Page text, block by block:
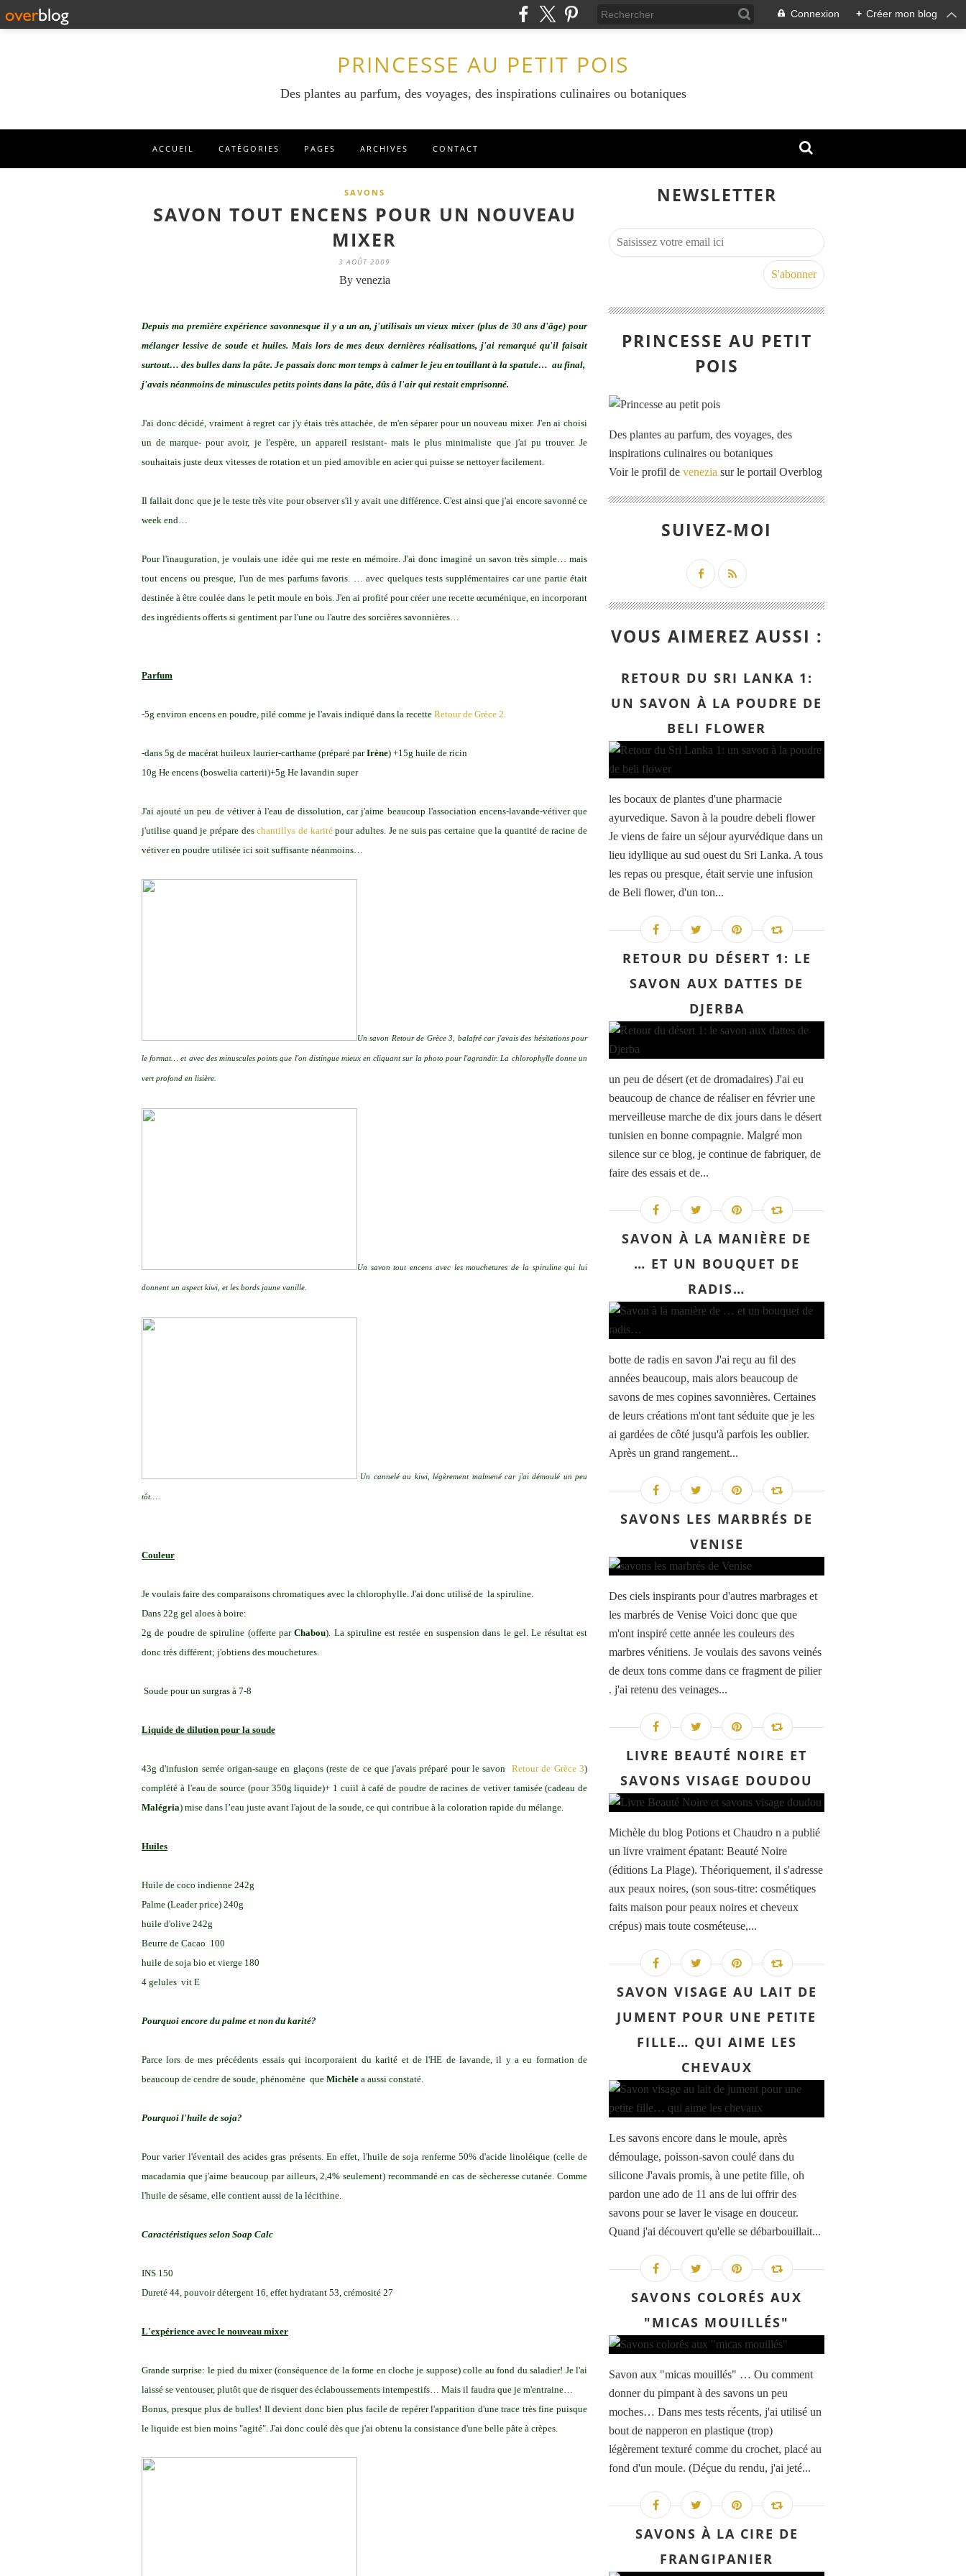
Connexion + Créer mon blog
PRINCESSE AU PETIT POIS
Des plantes au parfum, des voyages, des inspirations culinaires ou botaniques
ACCUEIL CATÉGORIES PAGES ARCHIVES CONTACT
SAVONS
SAVON TOUT ENCENS POUR UN NOUVEAU
MIXER
3 AOÛT 2009
By venezia
Depuis ma première expérience savonnesque il y a un an, j'utilisais un vieux mixer (plus de 30 ans d'âge) pour
mélanger lessive de soude et huiles. Mais lors de mes deux dernières réalisations, j'ai remarqué qu'il faisait
surtout… des bulles dans la pâte. Je passais donc mon temps à calmer le jeu en touillant à la spatule… au final,
j'avais néanmoins de minuscules petits points dans la pâte, dûs à l'air qui restait emprisonné.
J'ai donc décidé, vraiment à regret car j'y étais très attachée, de m'en séparer pour un nouveau mixer. J'en ai choisi
un de marque- pour avoir, je l'espère, un appareil resistant- mais le plus minimaliste que j'ai pu trouver. Je
souhaitais juste deux vitesses de rotation et un pied amovible en acier qui puisse se nettoyer facilement.
Il fallait donc que je le teste très vite pour observer s'il y avait une différence. C'est ainsi que j'ai encore savonné ce
week end…
Pour l'inauguration, je voulais une idée qui me reste en mémoire. J'ai donc imaginé un savon très simple… mais
tout encens ou presque, l'un de mes parfums favoris. … avec quelques tests supplémentaires car une partie était
destinée à être coulée dans le petit moule en bois. J'en ai profité pour créer une recette œcuménique, en incorporant
des ingrédients offerts si gentiment par l'une ou l'autre des sorcières savonnières…
Parfum
-5g environ encens en poudre, pilé comme je l'avais indiqué dans la recette Retour de Grèce 2.
-dans 5g de macérat huileux laurier-carthame (préparé parIrène) +15g huile de ricin
10g He encens (boswelia carterii)+5g He lavandin super
J'ai ajouté un peu de vétiver à l'eau de dissolution, car j'aime beaucoup l'association encens-lavande-vétiver que
j'utilise quand je prépare deschantillys de karitépour adultes. Je ne suis pas certaine que la quantité de racine de
vétiver en poudre utilisée ici soit suffisante néanmoins…
Un savon Retour de Grèce 3, balafré car j'avais des hésitations pour
le format… et avec des minuscules points que l'on distingue mieux en cliquant sur la photo pour l'agrandir. La chlorophylle donne un
vert profond en lisière.
Un savon tout encens avec les mouchetures de la spiruline qui lui
donnent un aspect kiwi, et les bords jaune vanille.
Un cannelé au kiwi, légèrement malmené car j'ai démoulé un peu
tôt…
Couleur
Je voulais faire des comparaisons chromatiques avec la chlorophylle. J'ai donc utilisé de la spiruline.
Dans 22g gel aloes à boire:
2g de poudre de spiruline (offerte parChabou). La spiruline est restée en suspension dans le gel. Le résultat est
donc très différent; j'obtiens des mouchetures.
Soude pour un surgras à 7-8
Liquide de dilution pour la soude
43g d'infusion serrée origan-sauge en glaçons (reste de ce que j'avais préparé pour le savonRetour de Grèce 3)
complété à l'eau de source (pour 350g liquide)+ 1 cuiil à café de poudre de racines de vetiver tamisée (cadeau de
Malégria) mise dans l’eau juste avant l'ajout de la soude, ce qui contribue à la coloration rapide du mélange.
Huiles
Huile de coco indienne 242g
Palme (Leader price) 240g
huile d'olive 242g
Beurre de Cacao 100
huile de soja bio et vierge 180
4 gelules vit E
Pourquoi encore du palme et non du karité?
Parce lors de mes précédents essais qui incorporaient du karité et de l'HE de lavande, il y a eu formation de
beaucoup de cendre de soude, phénomène que Michèle a aussi constaté.
Pourquoi l'huile de soja?
Pour varier l'éventail des acides gras présents. En effet, l'huile de soja renferme 50% d'acide linoléique (celle de
macadamia que j'aime beaucoup par ailleurs, 2,4% seulement) recommandé en cas de sècheresse cutanée. Comme
l'huile de sésame, elle contient aussi de la lécithine.
Caractéristiques selon Soap Calc
INS 150
Dureté 44, pouvoir détergent 16, effet hydratant 53, crémosité 27
L'expérience avec le nouveau mixer
Grande surprise: le pied du mixer (conséquence de la forme en cloche je suppose) colle au fond du saladier! Je l'ai
laissé se ventouser, plutôt que de risquer des éclaboussements intempestifs… Mais il faudra que je m'entraine…
Bonus, presque plus de bulles! Il devient donc bien plus facile de repérer l'apparition d'une trace très fine puisque
le liquide est bien moins "agité". J'ai donc coulé dès que j'ai obtenu la consistance d'une belle pâte à crèpes.
NEWSLETTER
PRINCESSE AU PETIT
POIS
Des plantes au parfum, des voyages, des
inspirations culinaires ou botaniques
Voir le profil de venezia sur le portail Overblog
SUIVEZ-MOI
VOUS AIMEREZ AUSSI :
RETOUR DU SRI LANKA 1:
UN SAVON À LA POUDRE DE
BELI FLOWER
les bocaux de plantes d'une pharmacie
ayurvedique. Savon à la poudre debeli flower
Je viens de faire un séjour ayurvédique dans un
lieu idyllique au sud ouest du Sri Lanka. A tous
les repas ou presque, était servie une infusion
de Beli flower, d'un ton...
RETOUR DU DÉSERT 1: LE
SAVON AUX DATTES DE
DJERBA
un peu de désert (et de dromadaires) J'ai eu
beaucoup de chance de réaliser en février une
merveilleuse marche de dix jours dans le désert
tunisien en bonne compagnie. Malgré mon
silence sur ce blog, je continue de fabriquer, de
faire des essais et de...
SAVON À LA MANIÈRE DE
… ET UN BOUQUET DE
RADIS…
botte de radis en savon J'ai reçu au fil des
années beaucoup, mais alors beaucoup de
savons de mes copines savonnières. Certaines
de leurs créations m'ont tant séduite que je les
ai gardées de côté jusqu'à parfois les oublier.
Après un grand rangement...
SAVONS LES MARBRÉS DE
VENISE
Des ciels inspirants pour d'autres marbrages et
les marbrés de Venise Voici donc que que
m'ont inspiré cette année les couleurs des
marbres vénitiens. Je voulais des savons veinés
de deux tons comme dans ce fragment de pilier
. j'ai retenu des veinages...
LIVRE BEAUTÉ NOIRE ET
SAVONS VISAGE DOUDOU
Michèle du blog Potions et Chaudro n a publié
un livre vraiment épatant: Beauté Noire
(éditions La Plage). Théoriquement, il s'adresse
aux peaux noires, (son sous-titre: cosmétiques
faits maison pour peaux noires et cheveux
crépus) mais toute cosméteuse,...
SAVON VISAGE AU LAIT DE
JUMENT POUR UNE PETITE
FILLE… QUI AIME LES
CHEVAUX
Les savons encore dans le moule, après
démoulage, poisson-savon coulé dans du
silicone J'avais promis, à une petite fille, oh
pardon une ado de 11 ans de lui offrir des
savons pour se laver le visage en douceur.
Quand j'ai découvert qu'elle se débarbouillait...
SAVONS COLORÉS AUX
"MICAS MOUILLÉS"
Savon aux "micas mouillés" … Ou comment
donner du pimpant à des savons un peu
moches… Dans mes tests récents, j'ai utilisé un
bout de napperon en plastique (trop)
légèrement texturé comme du crochet, placé au
fond d'un moule. (Déçue du rendu, j'ai jeté...
SAVONS À LA CIRE DE
FRANGIPANIER